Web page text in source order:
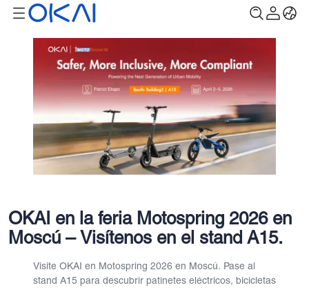
OKAI en la feria Motospring 2026 en
Moscú – Visítenos en el stand A15.
Visite OKAI en Motospring 2026 en Moscú. Pase al
stand A15 para descubrir patinetes eléctricos, bicicletas